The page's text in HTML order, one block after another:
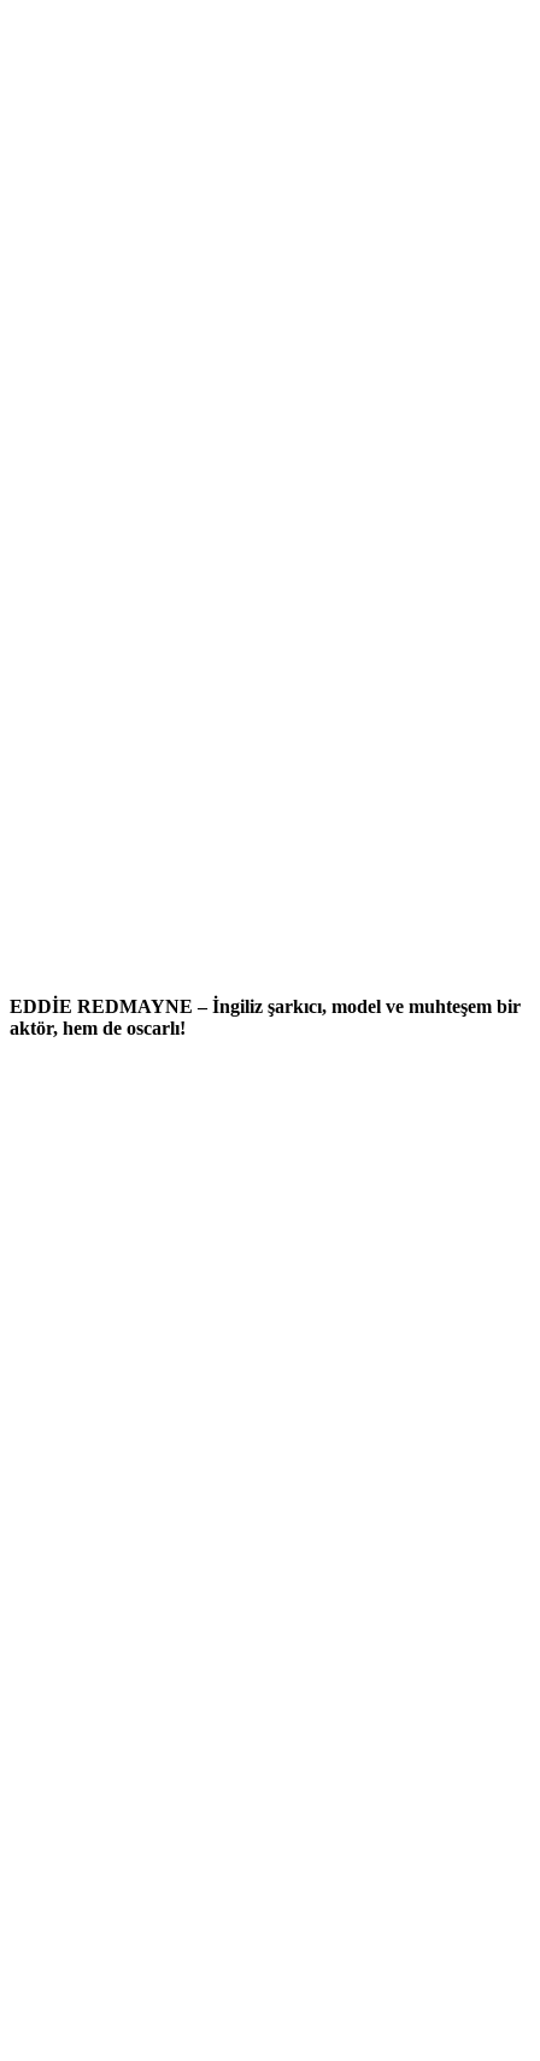
EDDİE REDMAYNE – İngiliz şarkıcı, model ve muhteşem bir
aktör, hem de oscarlı!